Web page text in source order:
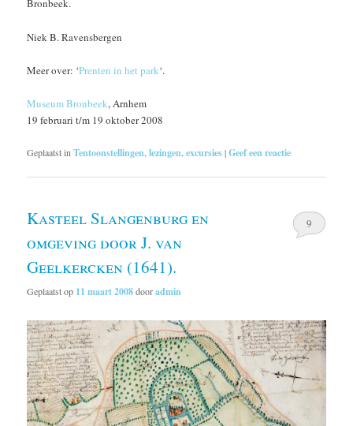
Bronbeek.
Niek B. Ravensbergen
Meer over: ‘Prenten in het park‘.
Museum Bronbeek, Arnhem
19 februari t/m 19 oktober 2008
Geplaatst in Tentoonstellingen, lezingen, excursies|Geef een reactie
Kasteel Slangenburg en
omgeving door J. van
Geelkercken (1641).
Geplaatst op 11 maart 2008dooradmin
9